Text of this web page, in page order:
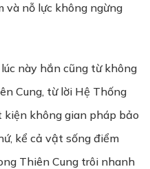
và nỗ lực không ngừng
này hắn cũng từ không
Cung, từ lời Hệ Thống
không gian pháp bảo
kể cả vật sống điểm
Thiên Cung trôi nhanh